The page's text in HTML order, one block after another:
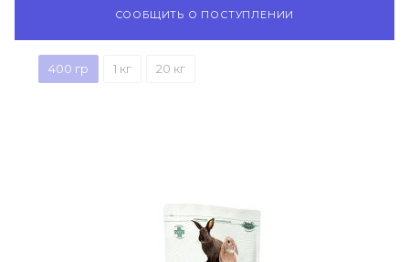
СООБЩИТЬ О ПОСТУПЛЕНИИ
400 гр 1 кг 20 кг